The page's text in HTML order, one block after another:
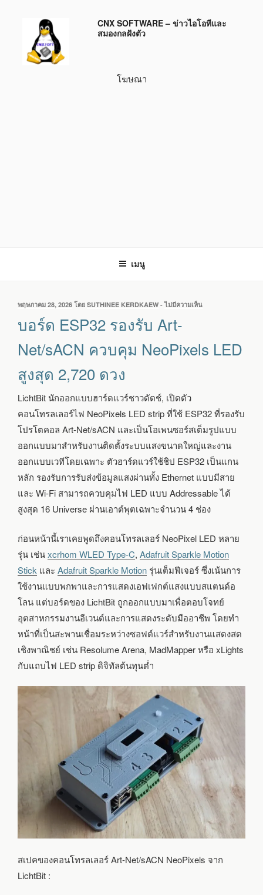
บทความ
CNX SOFTWARE – ข่าวไอโอทีและ
สมองกลฝังตัว
โฆษณา
เมนู
เขียน
ที่
พฤษภาคม 28, 2026 โดย SUTHINEE KERDKAEW -ไม่มีความเห็น
ART-
2,720
ดวง
บอร์ด ESP32 รองรับ Art-
Net/sACN ควบคุม NeoPixels LED
สูงสุด 2,720 ดวง
LichtBit นักออกแบบฮาร์ดแวร์ชาวดัตช์, เปิดตัว
คอนโทรลเลอร์ไฟ NeoPixels LED strip ที่ใช้ ESP32 ที่รองรับ
โปรโตคอล Art-Net/sACN และเป็นโอเพนซอร์สเต็มรูปแบบ
ออกแบบมาสำหรับงานติดตั้งระบบแสงขนาดใหญ่และงาน
ออกแบบเวทีโดยเฉพาะ ตัวฮาร์ดแวร์ใช้ชิป ESP32 เป็นแกน
หลัก รองรับการรับส่งข้อมูลแสงผ่านทั้ง Ethernet แบบมีสาย
และ Wi-Fi สามารถควบคุมไฟ LED แบบ Addressable ได้
สูงสุด 16 Universe ผ่านเอาต์พุตเฉพาะจำนวน 4 ช่อง
ก่อนหน้านี้เราเคยพูดถึงคอนโทรลเลอร์ NeoPixel LED หลาย
รุ่น เช่นxcrhom WLED Type-C, Adafruit Sparkle Motion
Stick และ Adafruit Sparkle Motion รุ่นเต็มฟีเจอร์ ซึ่งเน้นการ
ใช้งานแบบพกพาและการแสดงเอฟเฟกต์แสงแบบสแตนด์อ
โลน แต่บอร์ดของ LichtBit ถูกออกแบบมาเพื่อตอบโจทย์
อุตสาหกรรมงานอีเวนต์และการแสดงระดับมืออาชีพ โดยทำ
หน้าที่เป็นสะพานเชื่อมระหว่างซอฟต์แวร์สำหรับงานแสดงสด
เชิงพาณิชย์ เช่น Resolume Arena, MadMapper หรือ xLights
กับแถบไฟ LED strip ดิจิทัลต้นทุนต่ำ
สเปคของคอนโทรลเลอร์ Art-Net/sACN NeoPixels จาก
LichtBit :